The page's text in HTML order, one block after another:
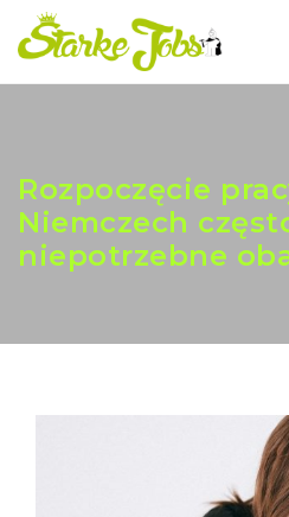
Rozpoczęcie
Niemczech
niepotrzebne